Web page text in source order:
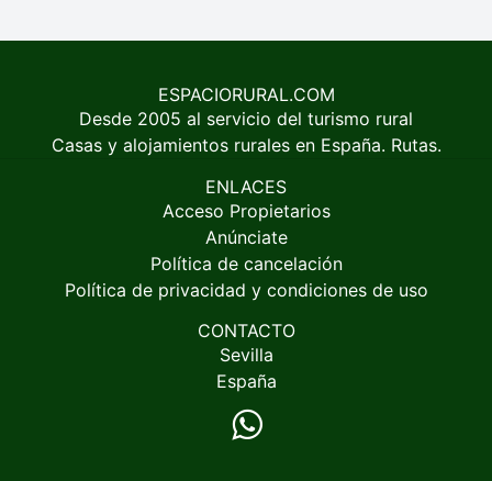
ESPACIORURAL.COM
Desde 2005 al servicio del turismo rural
Casas y alojamientos rurales en España. Rutas.
ENLACES
Acceso Propietarios
Anúnciate
Política de cancelación
Política de privacidad y condiciones de uso
CONTACTO
Sevilla
España